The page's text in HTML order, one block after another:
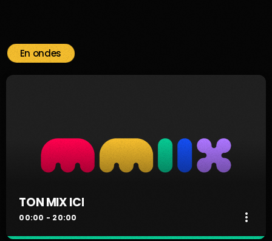
En ondes
TON MIX ICI
00:00 - 20:00 more_vert